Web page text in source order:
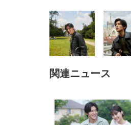
子 テレワーク 疲れない 跳ね
上げ式アームレスト コンパク
ト 約105度ロッキング pc 事務
椅子 360度回転 座面昇降 強化
￥5,699
EV3240X-WT | 31.5型4K
UHD・USB Type-C・ホワイ
ト
￥105,595
ーツ 薄型 レギュラー 1回使い
捨て 無香料 ホワイト 300枚
￥3,373
関連ニュース